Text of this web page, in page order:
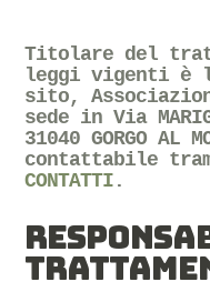
Titolare del
leggi vigenti è
sito,
sede in Via
31040 GORGO AL
contattabile
CONTATTI .